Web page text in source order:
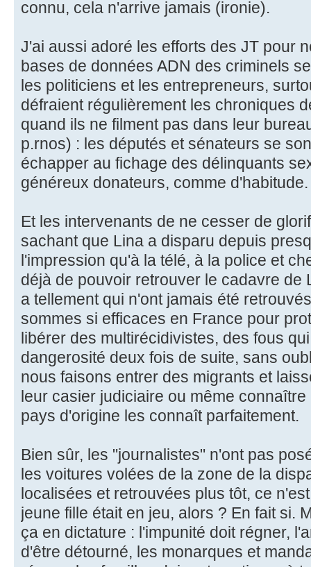
connu, cela n'arrive jamais (ironie).
J'ai aussi adoré les efforts des JT pour
bases de données ADN des criminels
les politiciens et les entrepreneurs,
défraient régulièrement les chroniques
quand ils ne filment pas dans leur
p.rnos) : les députés et sénateurs se
échapper au fichage des délinquants
généreux donateurs, comme d'habitude.
Et les intervenants de ne cesser de
sachant que Lina a disparu depuis
l'impression qu'à la télé, à la police et
déjà de pouvoir retrouver le cadavre de
a tellement qui n'ont jamais été
sommes si efficaces en France pour
libérer des multirécidivistes, des fous
dangerosité deux fois de suite, sans
nous faisons entrer des migrants et
leur casier judiciaire ou même
pays d'origine les connaît parfaitement.
Bien sûr, les "journalistes" n'ont pas
les voitures volées de la zone de la
localisées et retrouvées plus tôt, ce
jeune fille était en jeu, alors ? En fait si.
ça en dictature : l'impunité doit régner,
d'être détourné, les monarques et